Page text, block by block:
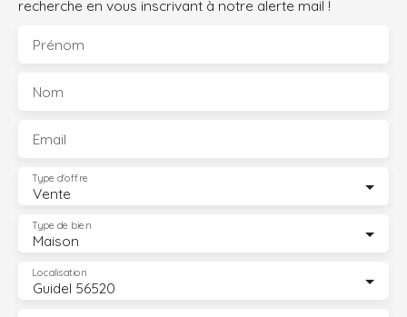
recherche en vous inscrivant à notre alerte mail !
Prénom
Nom
Email
Vente
Type d'offre
Maison
Type de bien
Guidel 56520
Localisation